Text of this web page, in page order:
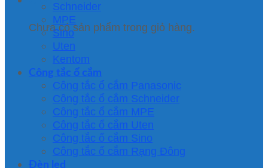
Chưa có sản phẩm trong giỏ hàng.
Schneider
MPE
Sino
Uten
Kentom
Công tắc ổ cắm
Công tắc ổ cắm Panasonic
Công tắc ổ cắm Schneider
Công tắc ổ cắm MPE
Công tắc ổ cắm Uten
Công tắc ổ cắm Sino
Công tắc ổ cắm Rạng Đông
Đèn led